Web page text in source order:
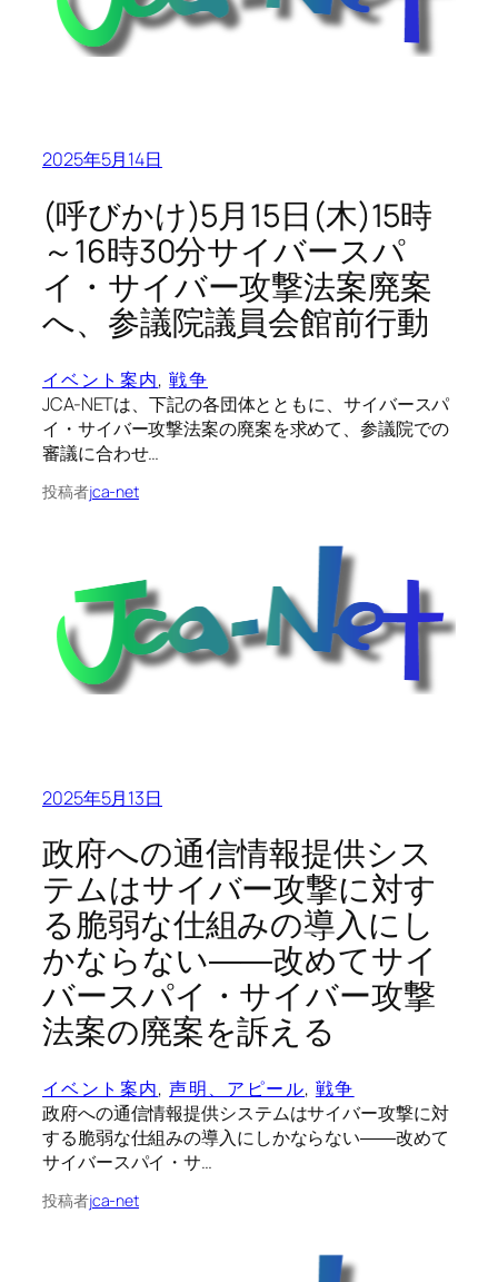
2025年5月14日
(呼びかけ)5月15日(木)15時
～16時30分サイバースパ
イ・サイバー攻撃法案廃案
へ、参議院議員会館前行動
イベント案内, 戦争
JCA-NETは、下記の各団体とともに、サイバースパ
イ・サイバー攻撃法案の廃案を求めて、参議院での
審議に合わせ…
投稿者jca-net
2025年5月13日
政府への通信情報提供シス
テムはサイバー攻撃に対す
る脆弱な仕組みの導入にし
かならない――改めてサイ
バースパイ・サイバー攻撃
法案の廃案を訴える
イベント案内, 声明、アピール, 戦争
政府への通信情報提供システムはサイバー攻撃に対
する脆弱な仕組みの導入にしかならない――改めて
サイバースパイ・サ…
投稿者jca-net